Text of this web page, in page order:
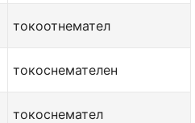
токоотнемател
токоснемателен
токоснемател